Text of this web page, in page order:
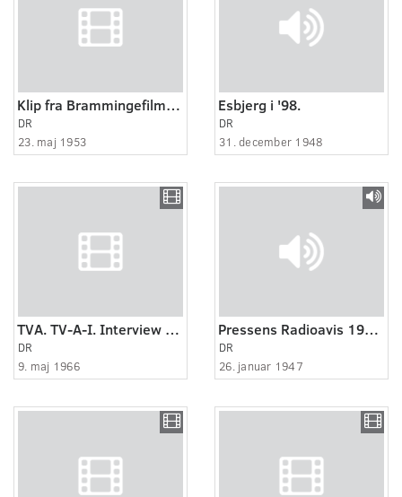
Klip fra Brammingefilmen - folkeafstemning 1953
DR
23. maj 1953
Esbjerg i '98.
DR
31. december 1948
TVA. TV-A-I. Interview med lektor Søren Brogaard om den ringe tilgang til Odense Univers..
DR
9. maj 1966
Pressens Radioavis 19470126. Flyulykke
DR
26. januar 1947